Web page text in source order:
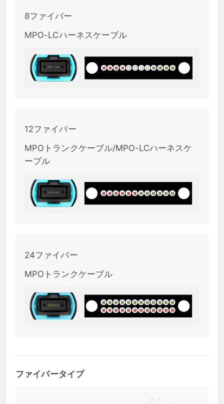
8ファイバー
MPO-LCハーネスケーブル
12ファイバー
MPOトランクケーブル/MPO-LCハーネスケ
ーブル
24ファイバー
MPOトランクケーブル
ファイバータイプ